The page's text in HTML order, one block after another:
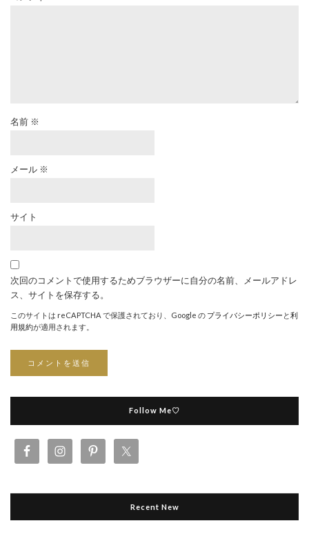
名前 ※
メール ※
サイト
次回のコメントで使用するためブラウザーに自分の名前、メールアドレ
ス、サイトを保存する。
このサイトは reCAPTCHA で保護されており、Google の プライバシーポリシー と利
用規約が適用されます。
Follow Me♡
Recent New